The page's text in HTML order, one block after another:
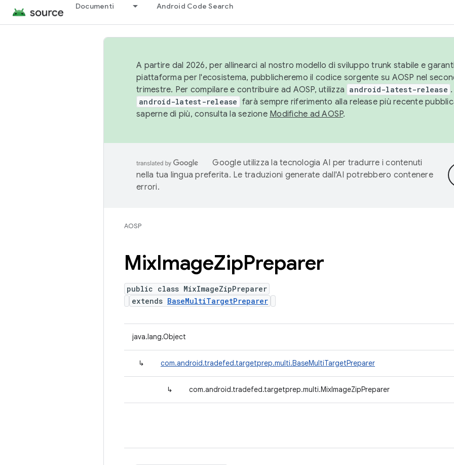
Documenti Android Code Search
A partire dal 2026, per allinearci al nostro modello di sviluppo trunk stabile e
piattaforma per l'ecosistema, pubblicheremo il codice sorgente su AOSP nel
trimestre. Per compilare e contribuire ad AOSP, utilizza android-latest-release
android-latest-release farà sempre riferimento alla release più recente
saperne di più, consulta la sezione Modifiche ad AOSP.
Google utilizza la tecnologia AI per tradurre i contenuti
nella tua lingua preferita. Le traduzioni generate dall'AI potrebbero contenere
errori.
AOSP
MixImageZipPreparer
public class MixImageZipPreparer
extends BaseMultiTargetPreparer
java.lang.Object
↳ com.android.tradefed.targetprep.multi.BaseMultiTargetPreparer
↳ com.android.tradefed.targetprep.multi.MixImageZipPreparer